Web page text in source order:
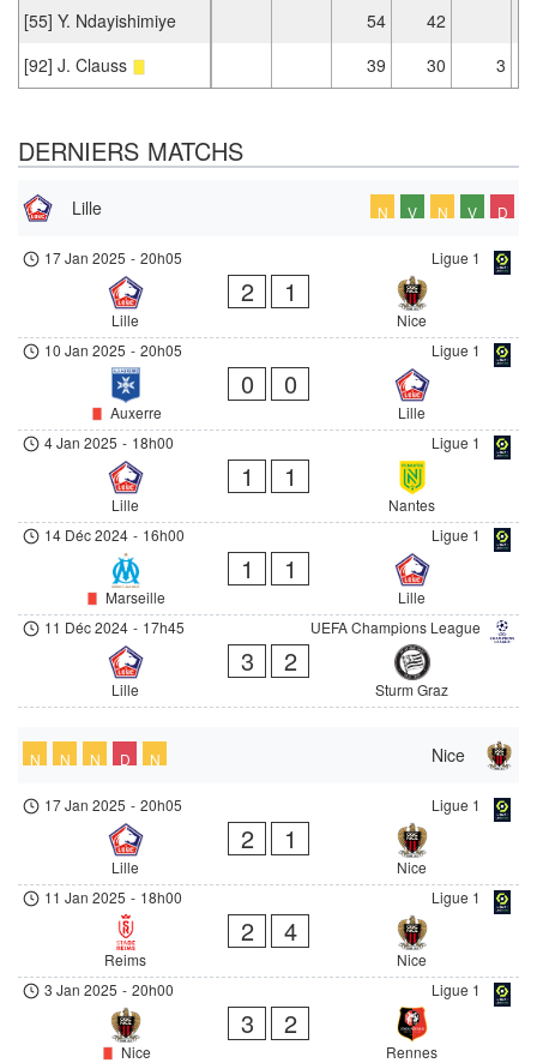
[55] Y. Ndayishimiye 54
42
[92] J. Clauss
39 30 3
DERNIERS MATCHS
Lille N V N V D
Ligue 1
17 Jan 2025 - 20h05
Lille
2 1
Nice
Ligue 1
10 Jan 2025 - 20h05
Auxerre
0 0
Lille
Ligue 1
4 Jan 2025 - 18h00
Lille
1 1
Nantes
Ligue 1
14 Déc 2024 - 16h00
Marseille
1 1
Lille
UEFA Champions League
11 Déc 2024 - 17h45
Lille
3 2
Sturm Graz
Nice
N N N D N
Ligue 1
17 Jan 2025 - 20h05
Lille
2 1
Nice
Ligue 1
11 Jan 2025 - 18h00
Reims
2 4
Nice
Ligue 1
3 Jan 2025 - 20h00
Nice
3 2
Rennes